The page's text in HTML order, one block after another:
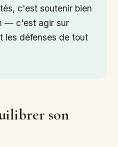
c'est soutenir bien
— c'est agir sur
les défenses de tout
son